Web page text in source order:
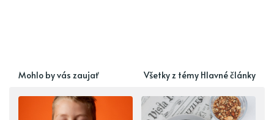
Mohlo by vás zaujať Všetky z témy Hlavné články